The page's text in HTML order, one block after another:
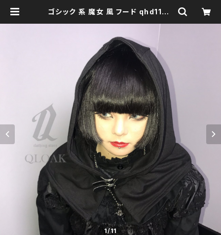
ゴシック 系 魔女 風 フード qhd1100
リ パンク ロック Ｖ 系 原宿 個性的 d
ney | clothingstore QLOAK -ク
ローク-
1/11